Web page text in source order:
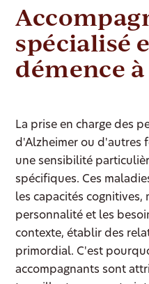
spécialisé
démence
La prise en charge des
d'Alzheimer ou d'autres
une sensibilité
spécifiques. Ces
les capacités cognitives,
personnalité et les
contexte, établir des
primordial. C'est
accompagnants sont